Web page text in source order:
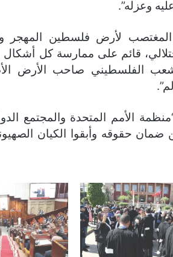
وعزله”.
لأرض فلسطين المهجر
قائم على ممارسة كل أشكال
الفلسطيني صاحب الأرض
الأمم المتحدة والمجتمع
حقوقه وأبقوا الكيان